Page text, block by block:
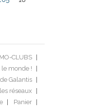
CLUBS
monde !
Galantis
réseaux
Panier